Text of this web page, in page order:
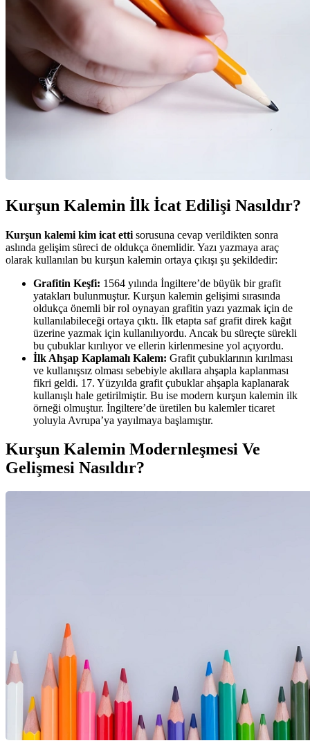
Kurşun Kalemin İlk İcat Edilişi Nasıldır?
Kurşun kalemi kim icat etti sorusuna cevap verildikten sonra
aslında gelişim süreci de oldukça önemlidir. Yazı yazmaya araç
olarak kullanılan bu kurşun kalemin ortaya çıkışı şu şekildedir:
Grafitin Keşfi: 1564 yılında İngiltere’de büyük bir grafit
yatakları bulunmuştur. Kurşun kalemin gelişimi sırasında
oldukça önemli bir rol oynayan grafitin yazı yazmak için de
kullanılabileceği ortaya çıktı. İlk etapta saf grafit direk kağıt
üzerine yazmak için kullanılıyordu. Ancak bu süreçte sürekli
bu çubuklar kırılıyor ve ellerin kirlenmesine yol açıyordu.
İlk Ahşap Kaplamalı Kalem: Grafit çubuklarının kırılması
ve kullanışsız olması sebebiyle akıllara ahşapla kaplanması
fikri geldi. 17. Yüzyılda grafit çubuklar ahşapla kaplanarak
kullanışlı hale getirilmiştir. Bu ise modern kurşun kalemin ilk
örneği olmuştur. İngiltere’de üretilen bu kalemler ticaret
yoluyla Avrupa’ya yayılmaya başlamıştır.
Kurşun Kalemin Modernleşmesi Ve
Gelişmesi Nasıldır?